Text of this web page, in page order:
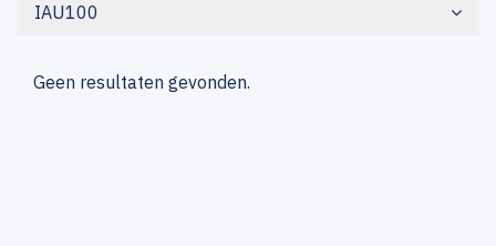
IAU100
Geen resultaten gevonden.